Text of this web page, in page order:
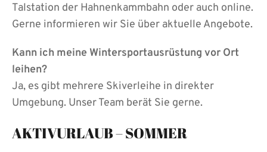
Talstation der Hahnenkammbahn oder auch online.
Gerne informieren wir Sie über aktuelle Angebote.
Kann ich meine Wintersportausrüstung vor Ort
leihen?
Ja, es gibt mehrere Skiverleihe in direkter
Umgebung. Unser Team berät Sie gerne.
AKTIVURLAUB – SOMMER